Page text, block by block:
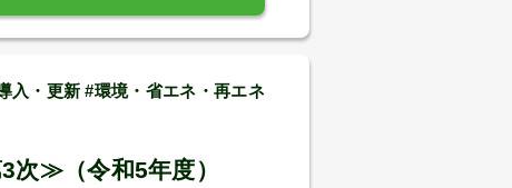
入・更新 #環境・省エネ・再エネ
次≫（令和5年度）